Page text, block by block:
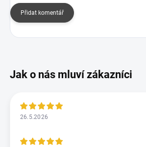
Přidat komentář
26.5.2026